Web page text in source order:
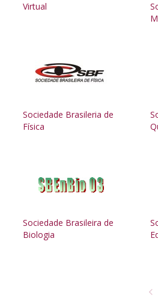
Virtual
Sociedade Brasileria de
Física
Sociedade Brasileira de
Biologia